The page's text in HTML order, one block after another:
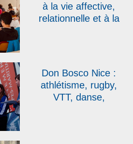
à la vie affective,
relationnelle et à la
Sacré-Cœur Don
Bosco de Sainte-
Sigolène
Don Bosco Nice :
athlétisme, rugby,
VTT, danse,